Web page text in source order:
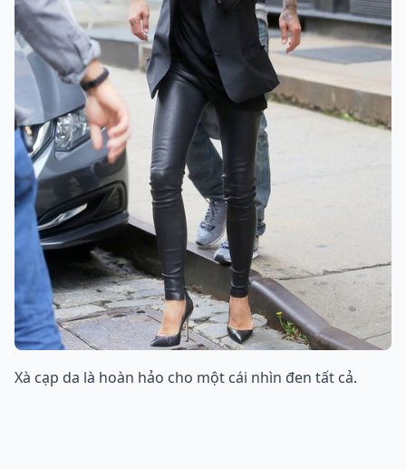
Xà cạp da là hoàn hảo cho một cái nhìn đen tất cả.